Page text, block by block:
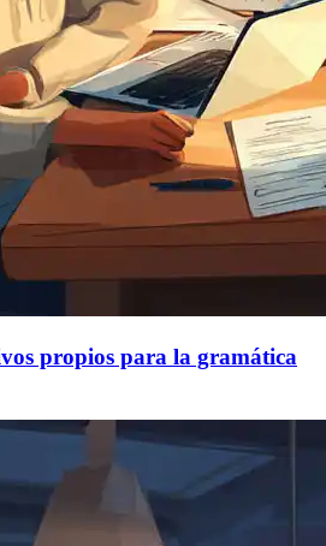
propios para la gramática